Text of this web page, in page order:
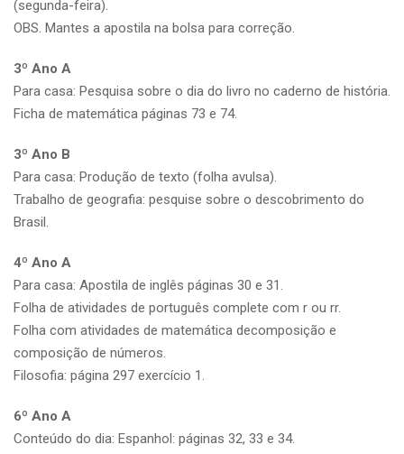
(segunda-feira).
OBS. Mantes a apostila na bolsa para correção.
3º Ano A
Para casa: Pesquisa sobre o dia do livro no caderno de história.
Ficha de matemática páginas 73 e 74.
3º Ano B
Para casa: Produção de texto (folha avulsa).
Trabalho de geografia: pesquise sobre o descobrimento do
Brasil.
4º Ano A
Para casa: Apostila de inglês páginas 30 e 31.
Folha de atividades de português complete com r ou rr.
Folha com atividades de matemática decomposição e
composição de números.
Filosofia: página 297 exercício 1.
6º Ano A
Conteúdo do dia: Espanhol: páginas 32, 33 e 34.